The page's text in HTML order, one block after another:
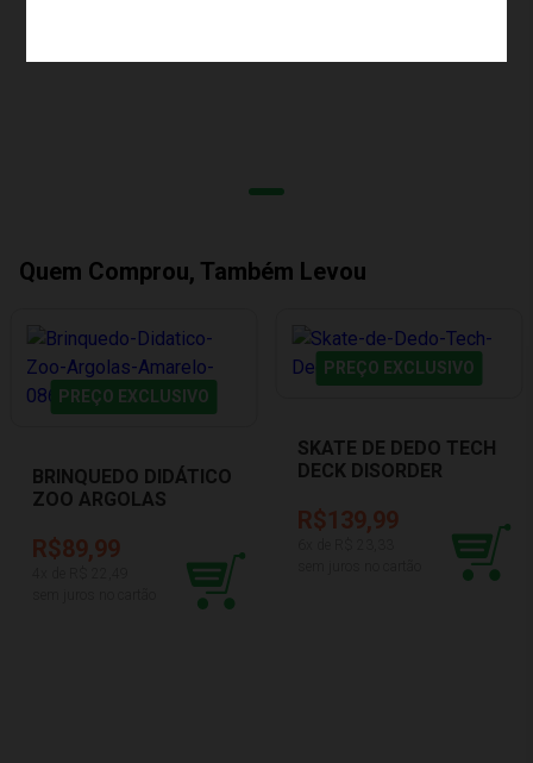
Quem Comprou, Também Levou
PREÇO EXCLUSIVO
BRINQUEDO DIDÁTICO
ZOO ARGOLAS
TATETI
R$89,99
PREÇO EXCLUSIVO
SKATE DE DEDO TECH
DECK DISORDER
R$139,99